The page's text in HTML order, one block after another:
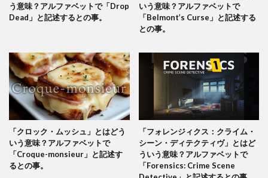
う意味？アルファベットで「Drop
Dead」と記述するとの事。
いう意味？アルファベットで
「Belmont’s Curse」と記述する
との事。
「クロック・ムッシュ」とはどう
いう意味？アルファベットで
「Croque-monsieur」と記述す
るとの事。
「フォレンジィクス：クライム・
シーン・ディテクティヴ」とはど
ういう意味？アルファベットで
「Forensics: Crime Scene